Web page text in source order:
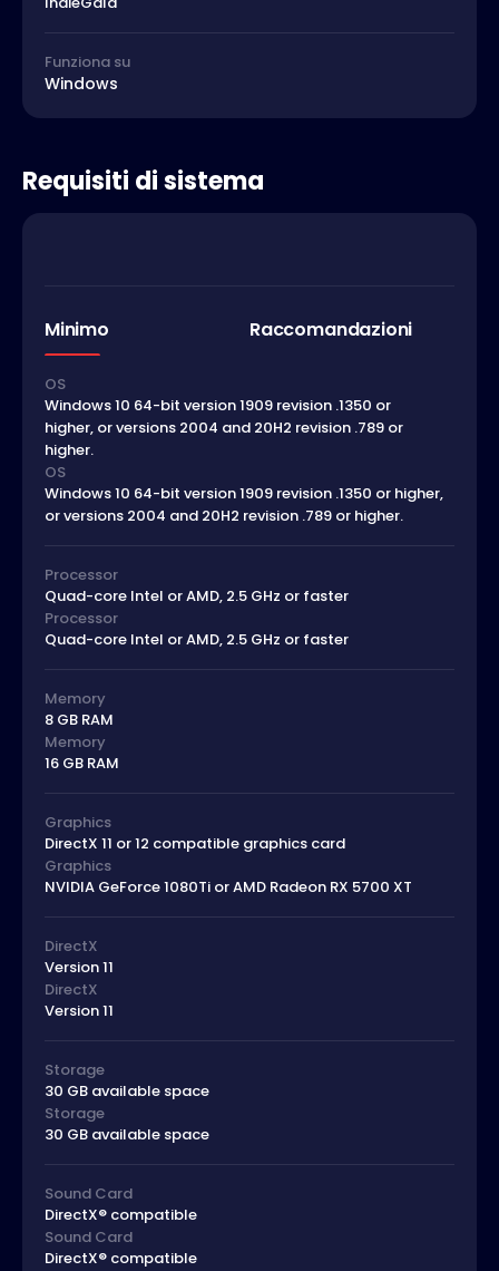
Funziona su
Windows
Requisiti di sistema
Minimo Raccomandazioni
OS
Windows 10 64-bit version 1909 revision .1350 or
higher, or versions 2004 and 20H2 revision .789 or
higher.
OS
Windows 10 64-bit version 1909 revision .1350 or higher,
or versions 2004 and 20H2 revision .789 or higher.
Processor
Quad-core Intel or AMD, 2.5 GHz or faster
Processor
Quad-core Intel or AMD, 2.5 GHz or faster
Memory
8 GB RAM
Memory
16 GB RAM
Graphics
DirectX 11 or 12 compatible graphics card
Graphics
NVIDIA GeForce 1080Ti or AMD Radeon RX 5700 XT
DirectX
Version 11
DirectX
Version 11
Storage
30 GB available space
Storage
30 GB available space
Sound Card
DirectX® compatible
Sound Card
DirectX® compatible